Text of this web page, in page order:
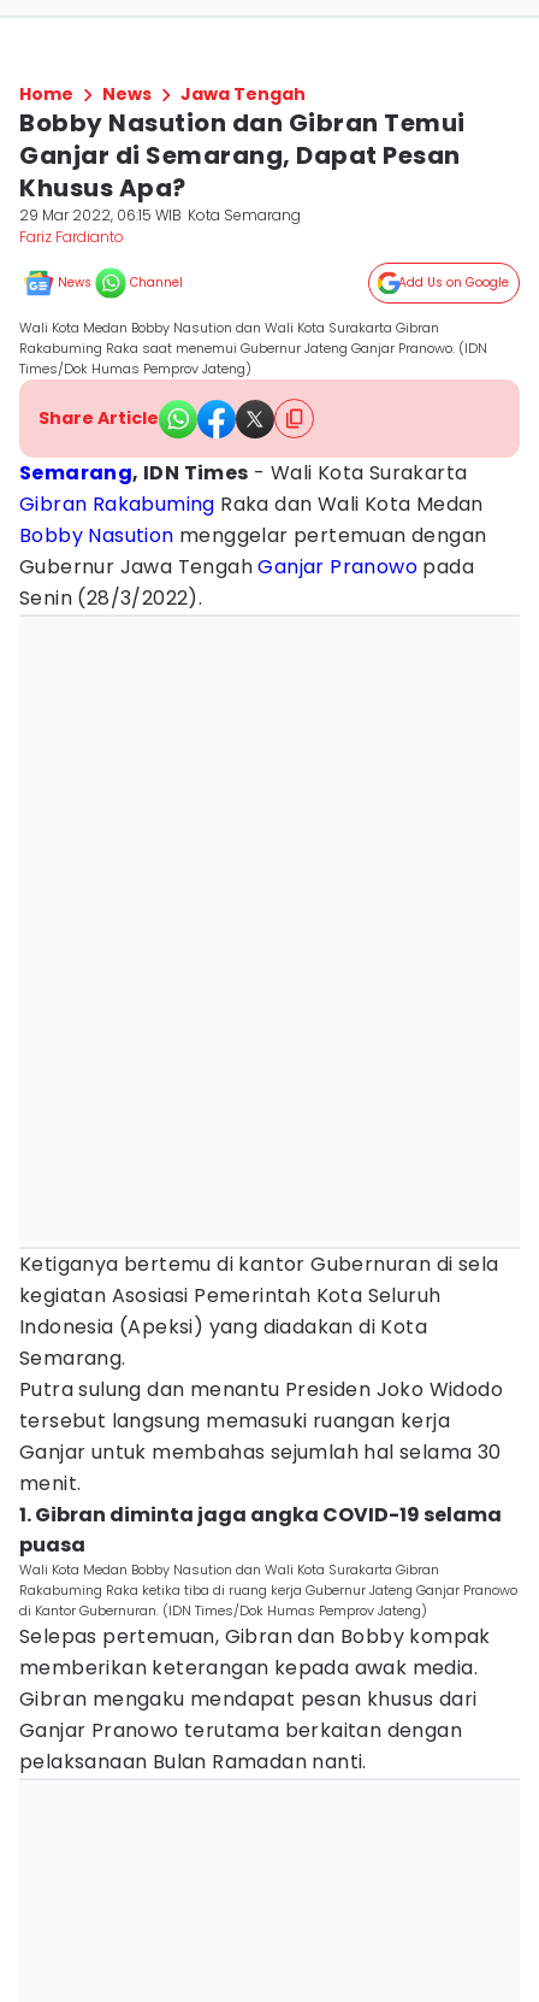
Home News Jawa Tengah
Bobby Nasution dan Gibran Temui
Ganjar di Semarang, Dapat Pesan
Khusus Apa?
29 Mar 2022, 06:15 WIB Kota Semarang
Fariz Fardianto
News Channel Add Us on Google
Wali Kota Medan Bobby Nasution dan Wali Kota Surakarta Gibran
Rakabuming Raka saat menemui Gubernur Jateng Ganjar Pranowo. (IDN
Times/Dok Humas Pemprov Jateng)
Share Article
Semarang, IDN Times - Wali Kota Surakarta
Gibran Rakabuming Raka dan Wali Kota Medan
Bobby Nasution menggelar pertemuan dengan
Gubernur Jawa TengahGanjar Pranowo pada
Senin (28/3/2022).
Ketiganya bertemu di kantor Gubernuran di sela
kegiatan Asosiasi Pemerintah Kota Seluruh
Indonesia (Apeksi) yang diadakan di Kota
Semarang.
Putra sulung dan menantu Presiden Joko Widodo
tersebut langsung memasuki ruangan kerja
Ganjar untuk membahas sejumlah hal selama 30
menit.
1. Gibran diminta jaga angka COVID-19 selama
puasa
Wali Kota Medan Bobby Nasution dan Wali Kota Surakarta Gibran
Rakabuming Raka ketika tiba di ruang kerja Gubernur Jateng Ganjar Pranowo
di Kantor Gubernuran. (IDN Times/Dok Humas Pemprov Jateng)
Selepas pertemuan, Gibran dan Bobby kompak
memberikan keterangan kepada awak media.
Gibran mengaku mendapat pesan khusus dari
Ganjar Pranowo terutama berkaitan dengan
pelaksanaan Bulan Ramadan nanti.